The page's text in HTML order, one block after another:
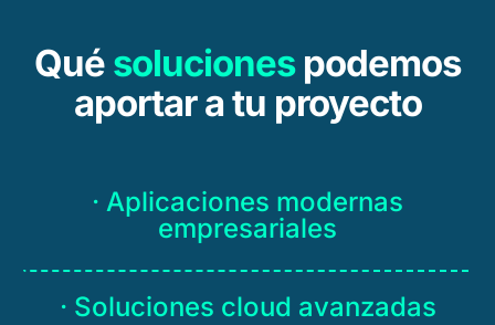
Qué solucionespodemos
aportar a tu proyecto
· Aplicaciones modernas
empresariales
· Soluciones cloud avanzadas